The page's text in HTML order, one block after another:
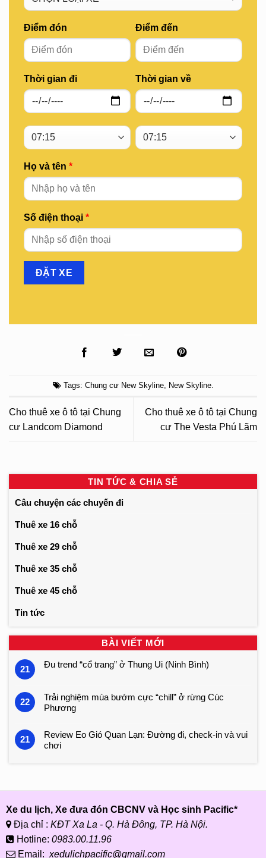
Điểm đón
Thời gian đi
Điểm đến
Thời gian về
Họ và tên *
Số điện thoại *
Tags: Chung cư New Skyline, New Skyline.
Cho thuê xe ô tô tại Chung
cư Landcom Diamond
Cho thuê xe ô tô tại Chung
cư The Vesta Phú Lãm
TIN TỨC & CHIA SẺ
Câu chuyện các chuyến đi
Thuê xe 16 chỗ
Thuê xe 29 chỗ
Thuê xe 35 chỗ
Thuê xe 45 chỗ
Tin tức
BÀI VIẾT MỚI
21 Đu trend “cổ trang” ở Thung Ui (Ninh Bình)
22
Trải nghiệm mùa bướm cực “chill” ở rừng Cúc
Phương
21
Review Eo Gió Quan Lạn: Đường đi, check-in và vui
chơi
Xe du lịch, Xe đưa đón CBCNV và Học sinh Pacific*
Địa chỉ : KĐT Xa La - Q. Hà Đông, TP. Hà Nội.
Hotline: 0983.00.11.96
Email: xedulichpacific@gmail.com